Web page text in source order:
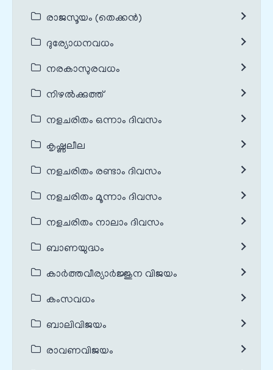
രാജസൂയം (തെക്കൻ)
ദുര്യോധനവധം
നരകാസുരവധം
നിഴൽക്കുത്ത്
നളചരിതം ഒന്നാം ദിവസം
കൃഷ്ണലീല
നളചരിതം രണ്ടാം ദിവസം
നളചരിതം മൂന്നാം ദിവസം
നളചരിതം നാലാം ദിവസം
ബാണയുദ്ധം
കാർത്തവീര്യാർജ്ജുന വിജയം
കംസവധം
ബാലിവിജയം
രാവണവിജയം